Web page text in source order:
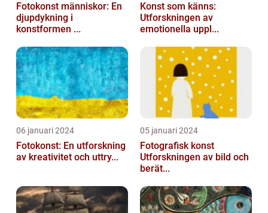
Fotokonst människor: En
djupdykning i
konstformen ...
Konst som känns:
Utforskningen av
emotionella uppl...
06 januari 2024
Fotokonst: En utforskning
av kreativitet och uttry...
05 januari 2024
Fotografisk konst
Utforskningen av bild och
berät...